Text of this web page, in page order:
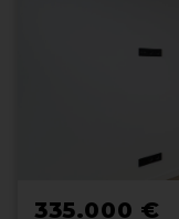
335.000 €